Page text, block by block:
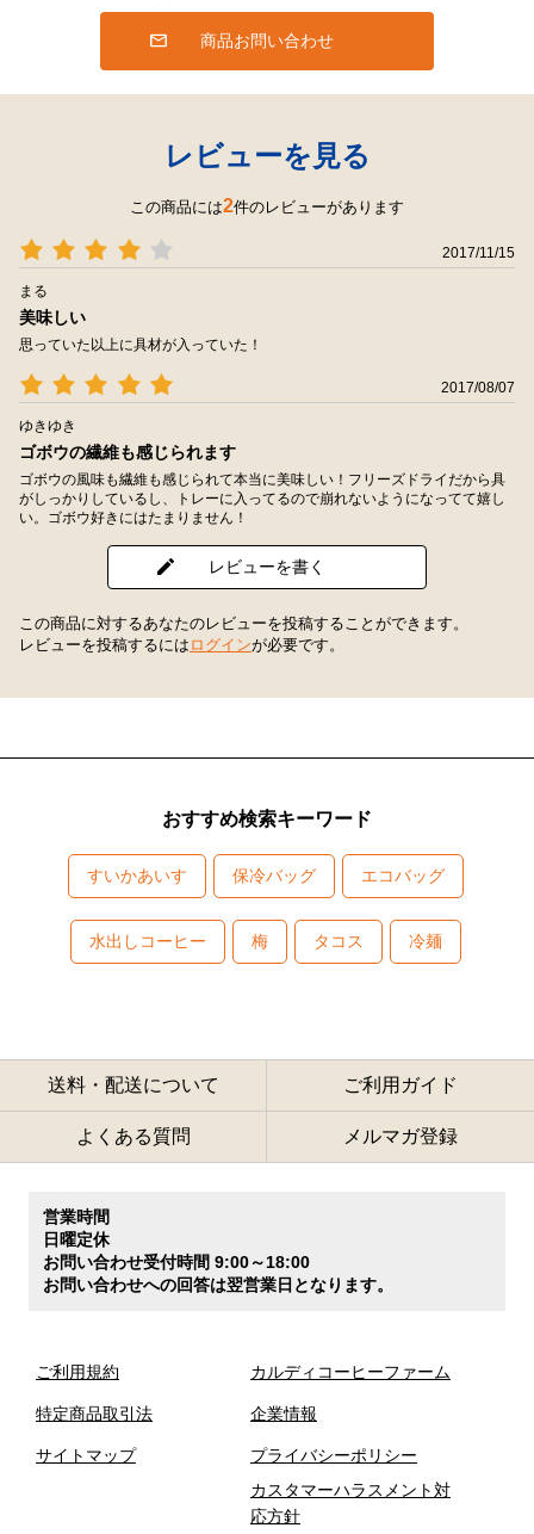
商品お問い合わせ
レビューを見る
この商品には2件のレビューがあります
2017/11/15
まる
美味しい
思っていた以上に具材が入っていた！
2017/08/07
ゆきゆき
ゴボウの繊維も感じられます
ゴボウの風味も繊維も感じられて本当に美味しい！フリーズドライだから具
がしっかりしているし、トレーに入ってるので崩れないようになってて嬉し
い。ゴボウ好きにはたまりません！
レビューを書く
この商品に対するあなたのレビューを投稿することができます。
レビューを投稿するには ログインが必要です。
おすすめ検索キーワード
すいかあいす 保冷バッグ エコバッグ
水出しコーヒー 梅 タコス 冷麺
送料・配送について ご利用ガイド
よくある質問 メルマガ登録
営業時間
日曜定休
お問い合わせ受付時間 9:00～18:00
お問い合わせへの回答は翌営業日となります。
ご利用規約
特定商品取引法
サイトマップ
カルディコーヒーファーム
企業情報
プライバシーポリシー
カスタマーハラスメント対
応方針